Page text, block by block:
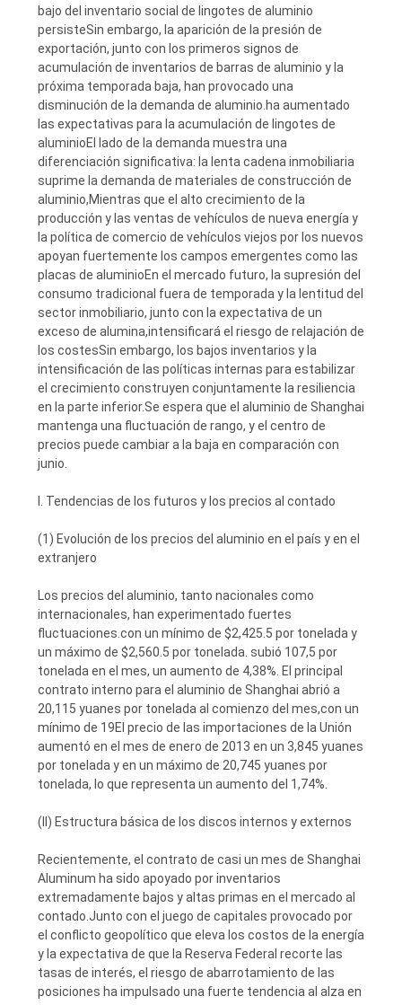
bajo del inventario social de lingotes de aluminio
persisteSin embargo, la aparición de la presión de
exportación, junto con los primeros signos de
acumulación de inventarios de barras de aluminio y la
próxima temporada baja, han provocado una
disminución de la demanda de aluminio.ha aumentado
las expectativas para la acumulación de lingotes de
aluminioEl lado de la demanda muestra una
diferenciación significativa: la lenta cadena inmobiliaria
suprime la demanda de materiales de construcción de
aluminio,Mientras que el alto crecimiento de la
producción y las ventas de vehículos de nueva energía y
la política de comercio de vehículos viejos por los nuevos
apoyan fuertemente los campos emergentes como las
placas de aluminioEn el mercado futuro, la supresión del
consumo tradicional fuera de temporada y la lentitud del
sector inmobiliario, junto con la expectativa de un
exceso de alumina,intensificará el riesgo de relajación de
los costesSin embargo, los bajos inventarios y la
intensificación de las políticas internas para estabilizar
el crecimiento construyen conjuntamente la resiliencia
en la parte inferior.Se espera que el aluminio de Shanghai
mantenga una fluctuación de rango, y el centro de
precios puede cambiar a la baja en comparación con
junio.
I. Tendencias de los futuros y los precios al contado
(1) Evolución de los precios del aluminio en el país y en el
extranjero
Los precios del aluminio, tanto nacionales como
internacionales, han experimentado fuertes
fluctuaciones.con un mínimo de $2,425.5 por tonelada y
un máximo de $2,560.5 por tonelada. subió 107,5 por
tonelada en el mes, un aumento de 4,38%. El principal
contrato interno para el aluminio de Shanghai abrió a
20,115 yuanes por tonelada al comienzo del mes,con un
mínimo de 19El precio de las importaciones de la Unión
aumentó en el mes de enero de 2013 en un 3,845 yuanes
por tonelada y en un máximo de 20,745 yuanes por
tonelada, lo que representa un aumento del 1,74%.
(II) Estructura básica de los discos internos y externos
Recientemente, el contrato de casi un mes de Shanghai
Aluminum ha sido apoyado por inventarios
extremadamente bajos y altas primas en el mercado al
contado.Junto con el juego de capitales provocado por
el conflicto geopolítico que eleva los costos de la energía
y la expectativa de que la Reserva Federal recorte las
tasas de interés, el riesgo de abarrotamiento de las
posiciones ha impulsado una fuerte tendencia al alza en